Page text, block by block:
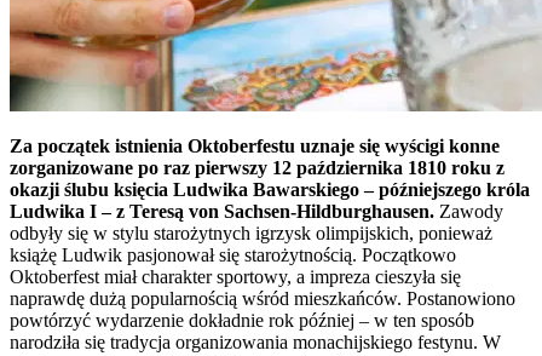
Za początek istnienia Oktoberfestu uznaje się wyścigi konne
zorganizowane po raz pierwszy 12 października 1810 roku z
okazji ślubu księcia Ludwika Bawarskiego – późniejszego króla
Ludwika I – z Teresą von Sachsen-Hildburghausen. Zawody
odbyły się w stylu starożytnych igrzysk olimpijskich, ponieważ
książę Ludwik pasjonował się starożytnością. Początkowo
Oktoberfest miał charakter sportowy, a impreza cieszyła się
naprawdę dużą popularnością wśród mieszkańców. Postanowiono
powtórzyć wydarzenie dokładnie rok później – w ten sposób
narodziła się tradycja organizowania monachijskiego festynu. W